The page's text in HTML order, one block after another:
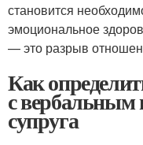
становится
эмоциональное
— это разрыв
Как
с вербальным
супруга